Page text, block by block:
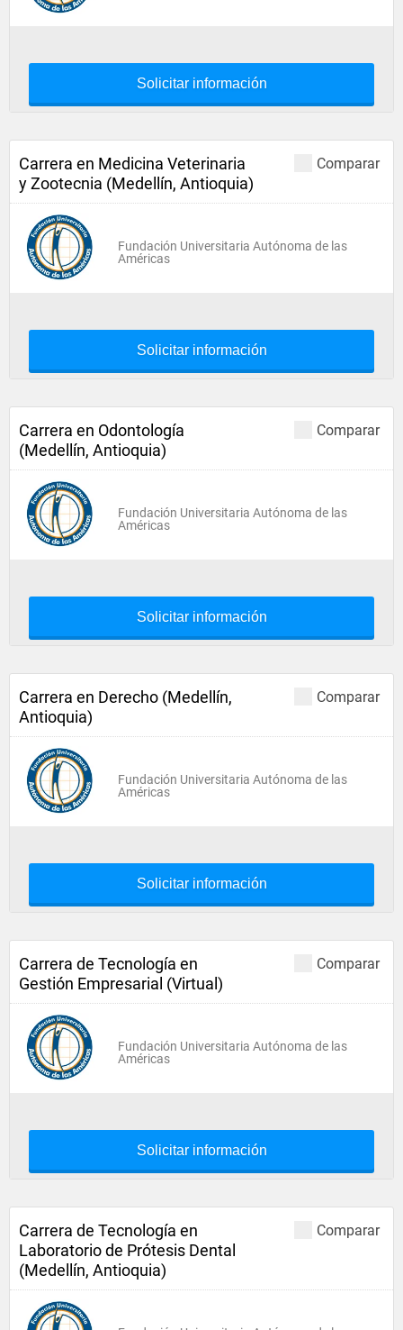
Solicitar información
Comparar
Carrera en Medicina Veterinaria
y Zootecnia (Medellín, Antioquia)
Fundación Universitaria Autónoma de las
Américas
Solicitar información
Comparar
Carrera en Odontología
(Medellín, Antioquia)
Fundación Universitaria Autónoma de las
Américas
Solicitar información
Comparar
Carrera en Derecho (Medellín,
Antioquia)
Fundación Universitaria Autónoma de las
Américas
Solicitar información
Comparar
Carrera de Tecnología en
Gestión Empresarial (Virtual)
Fundación Universitaria Autónoma de las
Américas
Solicitar información
Comparar
Carrera de Tecnología en
Laboratorio de Prótesis Dental
(Medellín, Antioquia)